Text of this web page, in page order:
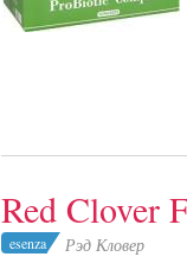
Red Clover
esenza Рэд Кловер